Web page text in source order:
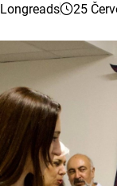
Longreads 25